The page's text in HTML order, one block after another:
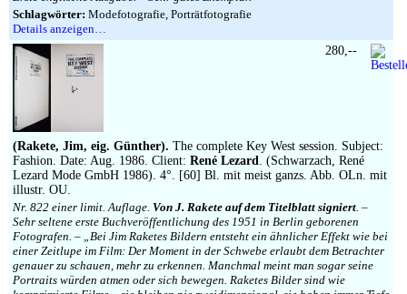
Schlagwörter: Modefotografie, Porträtfotografie
Details anzeigen…
(Rakete, Jim, eig. Günther). The complete Key West session. Subject:
Fashion. Date: Aug. 1986. Client: René Lezard. (Schwarzach, René
Lezard Mode GmbH 1986). 4°. [60] Bl. mit meist ganzs. Abb. OLn. mit
illustr. OU.
Nr. 822 einer limit. Auflage. Von J. Rakete auf dem Titelblatt signiert. –
Sehr seltene erste Buchveröffentlichung des 1951 in Berlin geborenen
Fotografen. – „Bei Jim Raketes Bildern entsteht ein ähnlicher Effekt wie bei
einer Zeitlupe im Film: Der Moment in der Schwebe erlaubt dem Betrachter
genauer zu schauen, mehr zu erkennen. Manchmal meint man sogar seine
Portraits würden atmen oder sich bewegen. Raketes Bilder sind wie
280,--